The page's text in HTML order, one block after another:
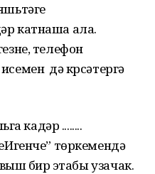
катнаша ала.
телефон
дә күрсәтергә
кадәр ........
төркемендә
бирү этабы узачак.